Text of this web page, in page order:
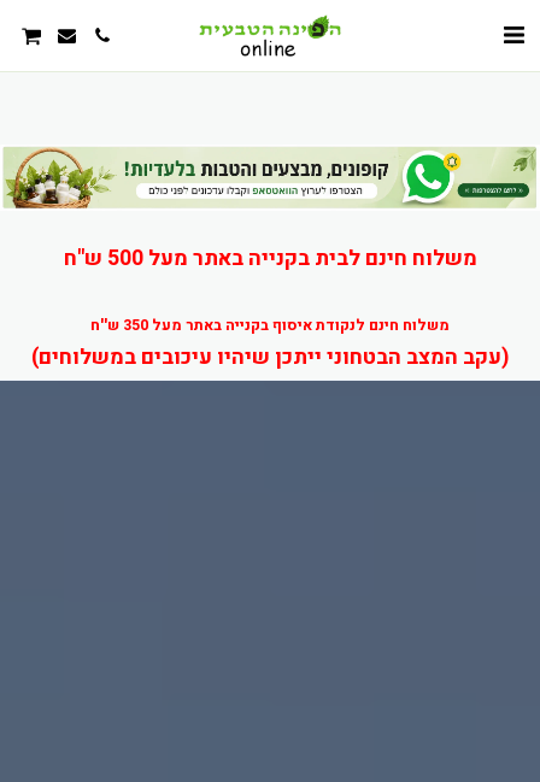
משלוח חינם לבית בקנייה באתר מעל 500 ש"ח
משלוח חינם לנקודת איסוף בקנייה באתר מעל 350 ש''ח
(עקב המצב הבטחוני ייתכן שיהיו עיכובים במשלוחים)